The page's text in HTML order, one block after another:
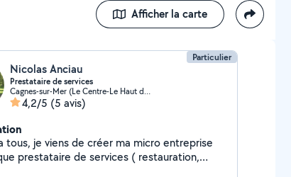
Afficher la carte
Particulier
Nicolas Anciau
Prestataire de services
Cagnes-sur-Mer (Le Centre-Le Haut de Cagnes)
4,2/5 (5 avis)
tous, je viens de créer ma micro entreprise
prestataire de services ( restauration,